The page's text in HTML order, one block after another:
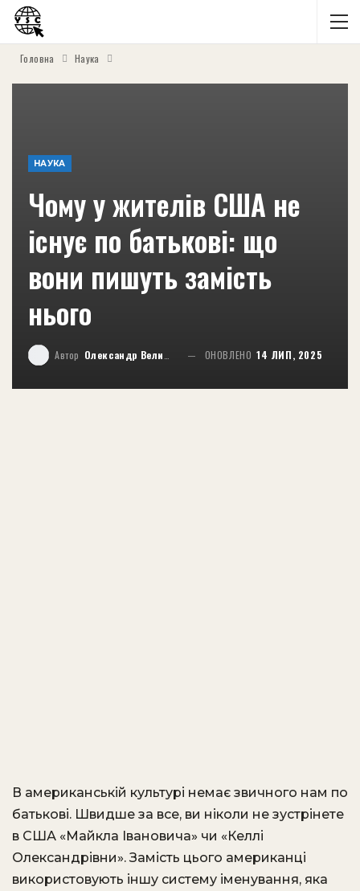
Головна Наука
НАУКА
Чому у жителів США не
існує по батькові: що
вони пишуть замість
нього
Автор Олександр Великий ОНОВЛЕНО 14 ЛИП, 2025
В американській культурі немає звичного нам по
батькові. Швидше за все, ви ніколи не зустрінете
в США «Майкла Івановича» чи «Келлі
Олександрівни». Замість цього американці
використовують іншу систему іменування, яка